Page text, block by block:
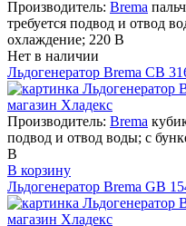
Производитель: Brema
требуется подвод и отвод
охлаждение; 220 В
Нет в наличии
Льдогенератор Brema CB
Производитель: Brema
подвод и отвод воды; с
В
В корзину
Льдогенератор Brema GB